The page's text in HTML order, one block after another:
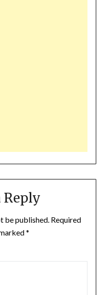
Reply
be published. Required
*